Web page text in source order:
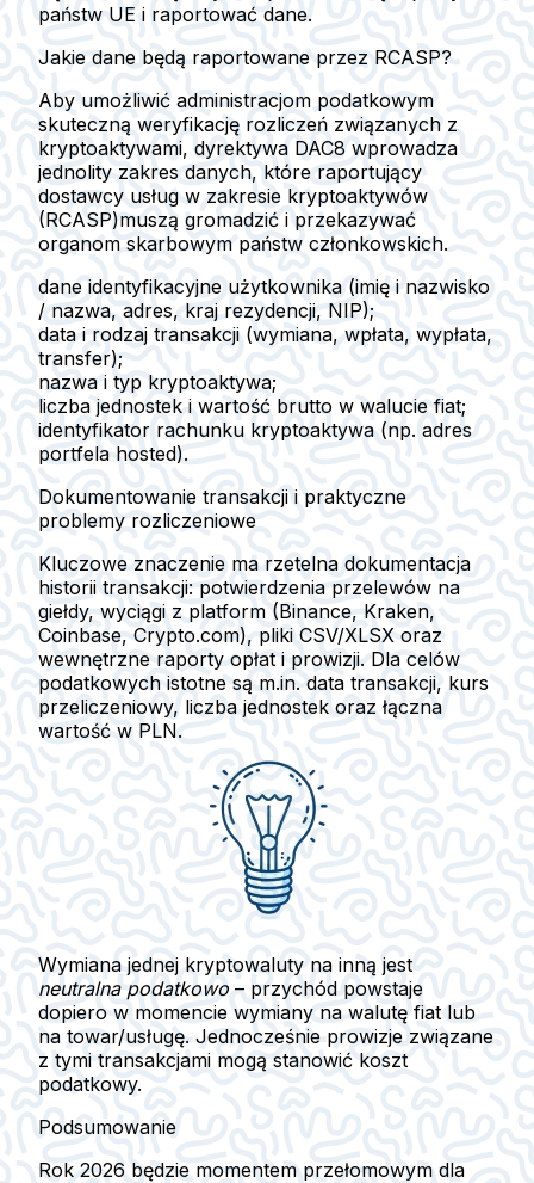
państw UE i raportować dane.
Jakie dane będą raportowane przez RCASP?
Aby umożliwić administracjom podatkowym
skuteczną weryfikację rozliczeń związanych z
kryptoaktywami, dyrektywa DAC8 wprowadza
jednolity zakres danych, które raportujący
dostawcy usług w zakresie kryptoaktywów
(RCASP)muszą gromadzić i przekazywać
organom skarbowym państw członkowskich.
dane identyfikacyjne użytkownika (imię i nazwisko
/ nazwa, adres, kraj rezydencji, NIP);
data i rodzaj transakcji (wymiana, wpłata, wypłata,
transfer);
nazwa i typ kryptoaktywa;
liczba jednostek i wartość brutto w walucie fiat;
identyfikator rachunku kryptoaktywa (np. adres
portfela hosted).
Dokumentowanie transakcji i praktyczne
problemy rozliczeniowe
Kluczowe znaczenie ma rzetelna dokumentacja
historii transakcji: potwierdzenia przelewów na
giełdy, wyciągi z platform (Binance, Kraken,
Coinbase, Crypto.com), pliki CSV/XLSX oraz
wewnętrzne raporty opłat i prowizji. Dla celów
podatkowych istotne są m.in. data transakcji, kurs
przeliczeniowy, liczba jednostek oraz łączna
wartość w PLN.
Wymiana jednej kryptowaluty na inną jest
neutralna podatkowo – przychód powstaje
dopiero w momencie wymiany na walutę fiat lub
na towar/usługę. Jednocześnie prowizje związane
z tymi transakcjami mogą stanowić koszt
podatkowy.
Podsumowanie
Rok 2026 będzie momentem przełomowym dla